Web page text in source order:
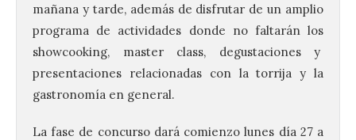
mañana y tarde, además de disfrutar de un amplio
programa de actividades donde no faltarán los
showcooking, master class, degustaciones y
presentaciones relacionadas con la torrija y la
gastronomía en general.
La fase de concurso dará comienzo lunes día 27 a